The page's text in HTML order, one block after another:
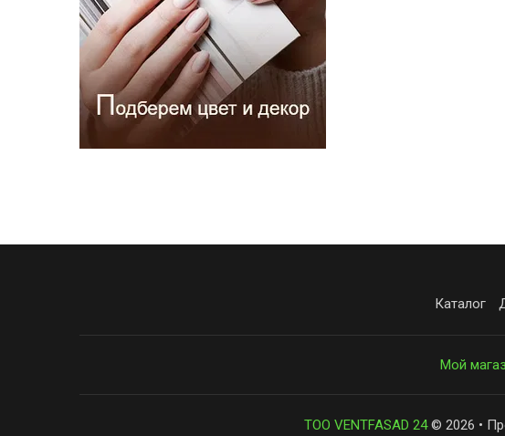
Каталог
Мой
ТОО VENTFASAD 24© 2026 •